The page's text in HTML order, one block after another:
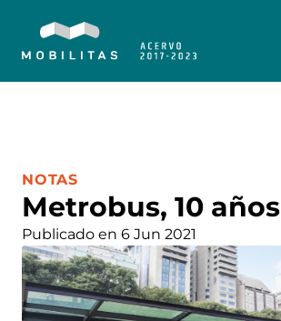
Metrobus, 10 años
CATEGORÍA:
NOTAS
Publicado en 6 Jun 2021